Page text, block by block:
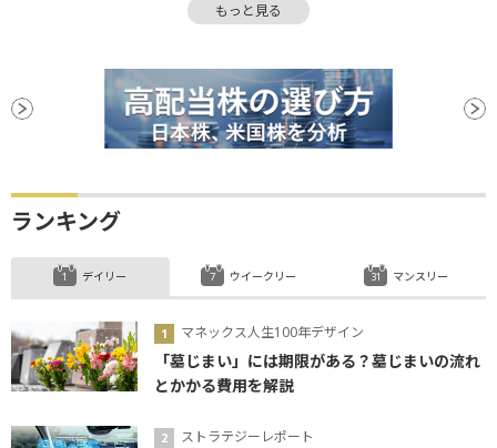
利回り
ISM製造業景気指数
株価指数 株式公開
決算
権利付き最終売買日
後場
材料
消費者信頼感指数
新興市場
自己資本
中間配当
日銀 日銀短観
年初来安値
反落
安値
もっと見る
ランキング
デイリー
マネックス人生100年デザイン
「墓じまい」には期限がある？墓じまいの流れ
とかかる費用を解説
ストラテジーレポート
ウイークリー マンスリー